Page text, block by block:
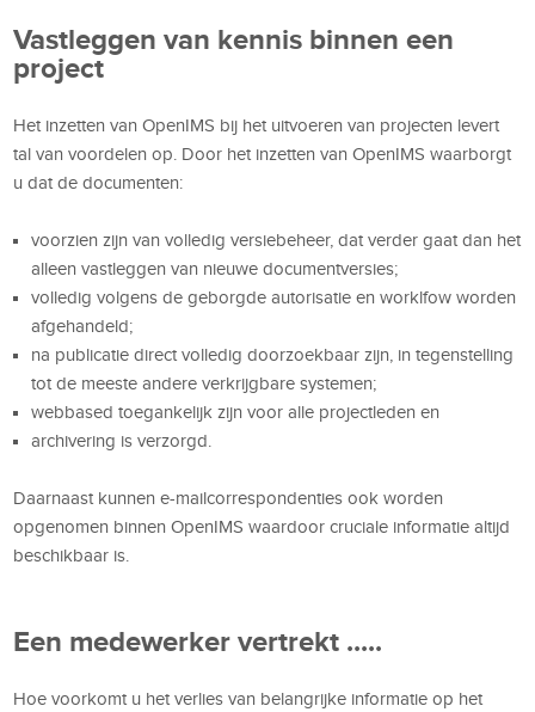
Vastleggen van kennis binnen een
project
Het inzetten van OpenIMS bij het uitvoeren van projecten levert
tal van voordelen op. Door het inzetten van OpenIMS waarborgt
u dat de documenten:
voorzien zijn van volledig versiebeheer, dat verder gaat dan het
alleen vastleggen van nieuwe documentversies;
volledig volgens de geborgde autorisatie en worklfow worden
afgehandeld;
na publicatie direct volledig doorzoekbaar zijn, in tegenstelling
tot de meeste andere verkrijgbare systemen;
webbased toegankelijk zijn voor alle projectleden en
archivering is verzorgd.
Daarnaast kunnen e-mailcorrespondenties ook worden
opgenomen binnen OpenIMS waardoor cruciale informatie altijd
beschikbaar is.
Een medewerker vertrekt .....
Hoe voorkomt u het verlies van belangrijke informatie op het